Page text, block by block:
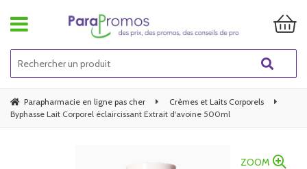
Parapharmacie en ligne pas cher
Crèmes et Laits Corporels
Byphasse Lait Corporel éclaircissant Extrait d'avoine 500ml
ZOOM